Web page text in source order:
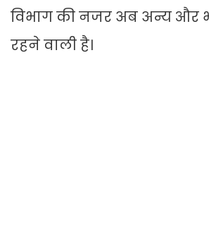
विभाग की नजर अब अन्य और
रहने वाली है।